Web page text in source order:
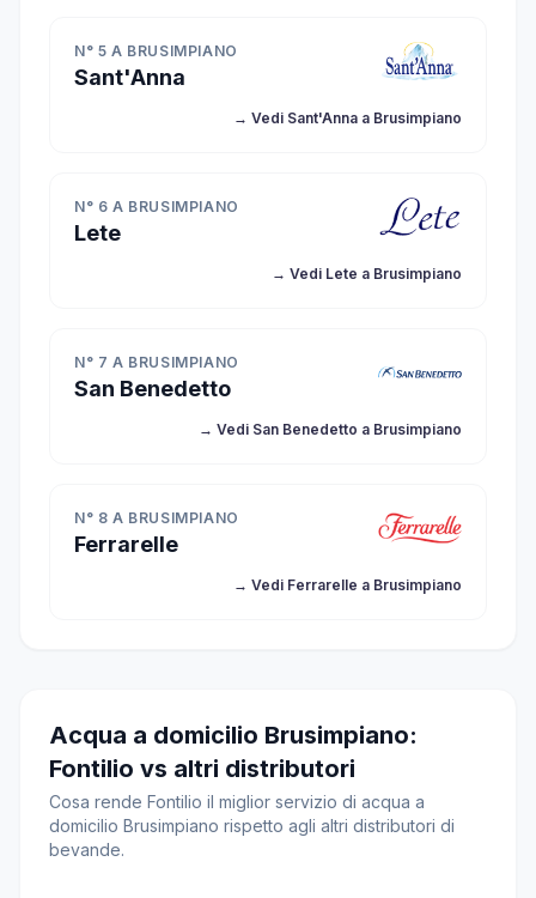
N° 5 A BRUSIMPIANO
Sant'Anna
→ Vedi Sant'Anna a Brusimpiano
N° 6 A BRUSIMPIANO
Lete
→ Vedi Lete a Brusimpiano
N° 7 A BRUSIMPIANO
San Benedetto
→ Vedi San Benedetto a Brusimpiano
N° 8 A BRUSIMPIANO
Ferrarelle
→ Vedi Ferrarelle a Brusimpiano
Acqua a domicilio Brusimpiano:
Fontilio vs altri distributori
Cosa rende Fontilio il miglior servizio di acqua a
domicilio Brusimpiano rispetto agli altri distributori di
bevande.